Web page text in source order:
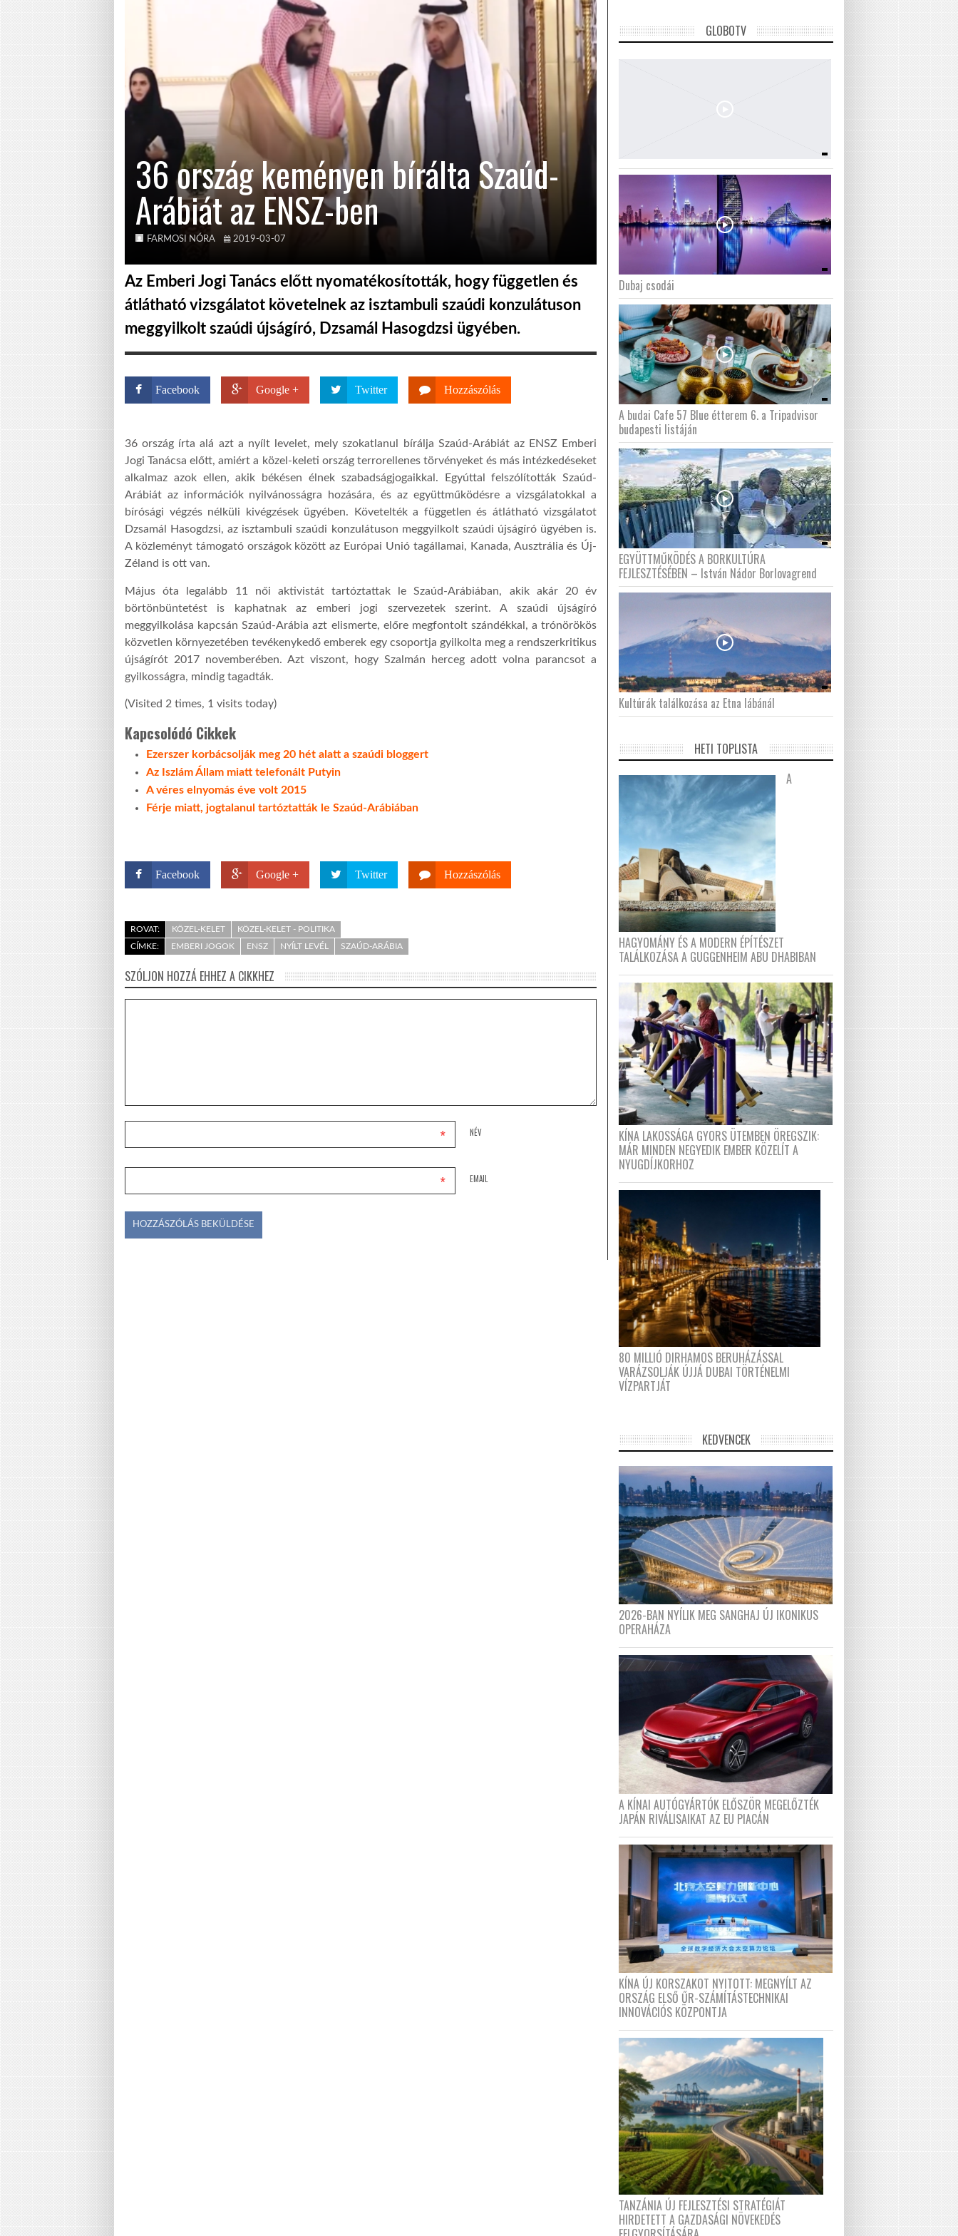
36 ország keményen bírálta Szaúd-
Arábiát az ENSZ-ben
FARMOSI NÓRA 2019-03-07
Az Emberi Jogi Tanács előtt nyomatékosították, hogy független és
átlátható vizsgálatot követelnek az isztambuli szaúdi konzulátuson
meggyilkolt szaúdi újságíró, Dzsamál Hasogdzsi ügyében.
Facebook Google + Twitter Hozzászólás
36 ország írta alá azt a nyílt levelet, mely szokatlanul bírálja Szaúd-Arábiát az ENSZ Emberi
Jogi Tanácsa előtt, amiért a közel-keleti ország terrorellenes törvényeket és más intézkedéseket
alkalmaz azok ellen, akik békésen élnek szabadságjogaikkal. Egyúttal felszólították Szaúd-
Arábiát az információk nyilvánosságra hozására, és az együttműködésre a vizsgálatokkal a
bírósági végzés nélküli kivégzések ügyében. Követelték a független és átlátható vizsgálatot
Dzsamál Hasogdzsi, az isztambuli szaúdi konzulátuson meggyilkolt szaúdi újságíró ügyében is.
A közleményt támogató országok között az Európai Unió tagállamai, Kanada, Ausztrália és Új-
Zéland is ott van.
Május óta legalább 11 női aktivistát tartóztattak le Szaúd-Arábiában, akik akár 20 év
börtönbüntetést is kaphatnak az emberi jogi szervezetek szerint. A szaúdi újságíró
meggyilkolása kapcsán Szaúd-Arábia azt elismerte, előre megfontolt szándékkal, a trónörökös
közvetlen környezetében tevékenykedő emberek egy csoportja gyilkolta meg a rendszerkritikus
újságírót 2017 novemberében. Azt viszont, hogy Szalmán herceg adott volna parancsot a
gyilkosságra, mindig tagadták.
(Visited 2 times, 1 visits today)
Kapcsolódó Cikkek
Ezerszer korbácsolják meg 20 hét alatt a szaúdi bloggert
Az Iszlám Állam miatt telefonált Putyin
A véres elnyomás éve volt 2015
Férje miatt, jogtalanul tartóztatták le Szaúd-Arábiában
Facebook Google + Twitter Hozzászólás
ROVAT: KÖZEL-KELET
KÖZEL-KELET - POLITIKA
CÍMKE:
EMBERI JOGOK ENSZ NYÍLT LEVÉL SZAÚD-ARÁBIA
SZÓLJON HOZZÁ EHHEZ A CIKKHEZ
NÉV
*
EMAIL
*
GLOBOTV
Dubaj csodái
A budai Cafe 57 Blue étterem 6. a Tripadvisor
budapesti listáján
EGYÜTTMŰKÖDÉS A BORKULTÚRA
FEJLESZTÉSÉBEN – István Nádor Borlovagrend
Kultúrák találkozása az Etna lábánál
HETI TOPLISTA
A
HAGYOMÁNY ÉS A MODERN ÉPÍTÉSZET
TALÁLKOZÁSA A GUGGENHEIM ABU DHABIBAN
KÍNA LAKOSSÁGA GYORS ÜTEMBEN ÖREGSZIK:
MÁR MINDEN NEGYEDIK EMBER KÖZELÍT A
NYUGDÍJKORHOZ
80 MILLIÓ DIRHAMOS BERUHÁZÁSSAL
VARÁZSOLJÁK ÚJJÁ DUBAI TÖRTÉNELMI
VÍZPARTJÁT
KEDVENCEK
2026-BAN NYÍLIK MEG SANGHAJ ÚJ IKONIKUS
OPERAHÁZA
A KÍNAI AUTÓGYÁRTÓK ELŐSZÖR MEGELŐZTÉK
JAPÁN RIVÁLISAIKAT AZ EU PIACÁN
KÍNA ÚJ KORSZAKOT NYITOTT: MEGNYÍLT AZ
ORSZÁG ELSŐ ŰR-SZÁMÍTÁSTECHNIKAI
INNOVÁCIÓS KÖZPONTJA
TANZÁNIA ÚJ FEJLESZTÉSI STRATÉGIÁT
HIRDETETT A GAZDASÁGI NÖVEKEDÉS